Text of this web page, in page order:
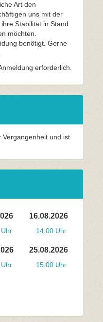
Art den
uns mit der
Stabilität in Stand
möchten.
benötigt. Gerne
erforderlich.
Vergangenheit und ist
16.08.2026
14:00 Uhr
25.08.2026
15:00 Uhr